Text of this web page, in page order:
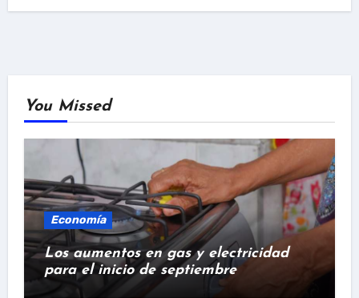
You Missed
Economía
Los aumentos en gas y electricidad
para el inicio de septiembre